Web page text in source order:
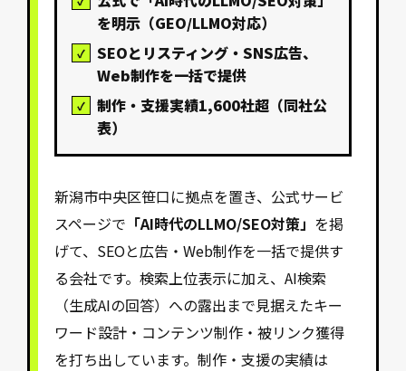
を明示（GEO/LLMO対応）
SEOとリスティング・SNS広告、
Web制作を一括で提供
制作・支援実績1,600社超（同社公
表）
新潟市中央区笹口に拠点を置き、公式サービ
スページで 「AI時代のLLMO/SEO対策」 を掲
げて、SEOと広告・Web制作を一括で提供す
る会社です。検索上位表示に加え、AI検索
（生成AIの回答）への露出まで見据えたキー
ワード設計・コンテンツ制作・被リンク獲得
を打ち出しています。制作・支援の実績は